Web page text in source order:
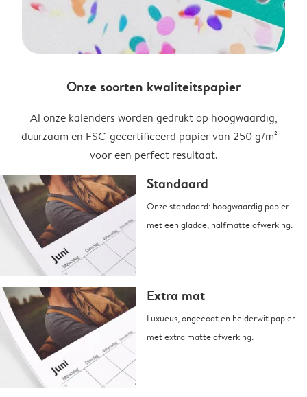
Onze soorten kwaliteitspapier
Al onze kalenders worden gedrukt op hoogwaardig,
duurzaam en FSC-gecertificeerd papier van 250 g/m² –
voor een perfect resultaat.
Standaard
Onze standaard: hoogwaardig papier
met een gladde, halfmatte afwerking.
Extra mat
Luxueus, ongecoat en helderwit papier
met extra matte afwerking.